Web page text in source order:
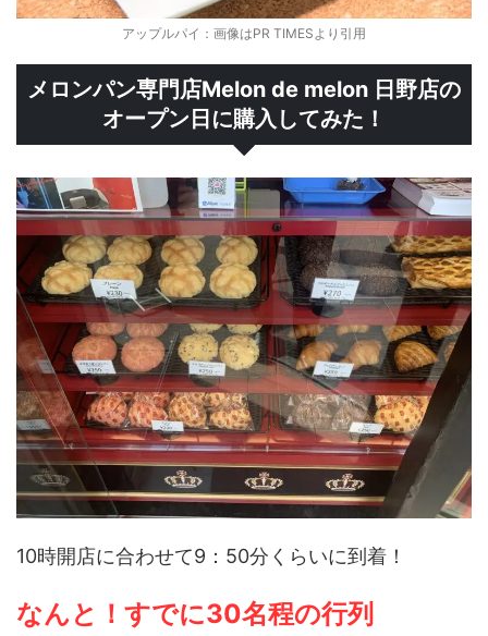
アップルパイ：画像はPR TIMESより引用
メロンパン専門店Melon de melon 日野店の
オープン日に購入してみた！
10時開店に合わせて9：50分くらいに到着！
なんと！すでに30名程の行列